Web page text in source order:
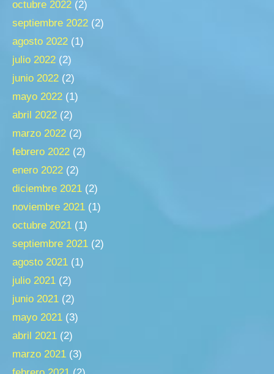
octubre 2022 (2)
septiembre 2022 (2)
agosto 2022 (1)
julio 2022 (2)
junio 2022 (2)
mayo 2022 (1)
abril 2022 (2)
marzo 2022 (2)
febrero 2022 (2)
enero 2022 (2)
diciembre 2021 (2)
noviembre 2021 (1)
octubre 2021 (1)
septiembre 2021 (2)
agosto 2021 (1)
julio 2021 (2)
junio 2021 (2)
mayo 2021 (3)
abril 2021 (2)
marzo 2021 (3)